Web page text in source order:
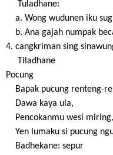
Tuladhane:
a. Wong wudunen iku
b. Ana gajah numpak
4. cangkriman sing
Tiladhane
Pocung
Bapak pucung renteng-
Dawa kaya ula,
Pencokanmu wesi miring,
Yen lumaku si pucung
Badhekane: sepur